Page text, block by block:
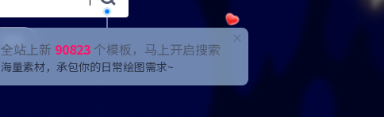
全站上新 90823个模板，马上开启搜索
海量素材，承包你的日常绘图需求~
符号